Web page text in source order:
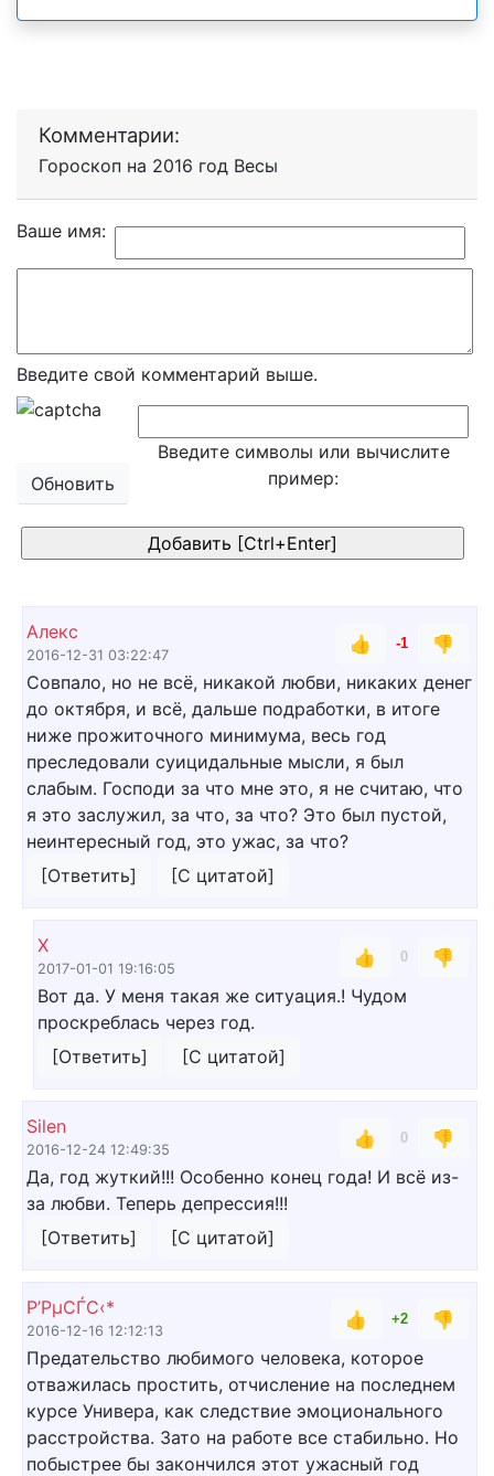
Комментарии:
Гороскоп на 2016 год Весы
Ваше имя:
Введите свой комментарий выше.
Обновить
Введите символы или вычислите
пример:
Алекс
2016-12-31 03:22:47
👍 -1
👎
Совпало, но не всё, никакой любви, никаких денег
до октября, и всё, дальше подработки, в итоге
ниже прожиточного минимума, весь год
преследовали суицидальные мысли, я был
слабым. Господи за что мне это, я не считаю, что
я это заслужил, за что, за что? Это был пустой,
неинтересный год, это ужас, за что?
[Ответить]
[С цитатой]
X
2017-01-01 19:16:05
👍 0
👎
Вот да. У меня такая же ситуация.! Чудом
проскреблась через год.
[Ответить]
[С цитатой]
Silen
2016-12-24 12:49:35
👍 0
👎
Да, год жуткий!!! Особенно конец года! И всё из-
за любви. Теперь депрессия!!!
[Ответить]
[С цитатой]
Р’РµСЃС‹*
2016-12-16 12:12:13
👍 +2
👎
Предательство любимого человека, которое
отважилась простить, отчисление на последнем
курсе Универа, как следствие эмоционального
расстройства. Зато на работе все стабильно. Но
побыстрее бы закончился этот ужасный год